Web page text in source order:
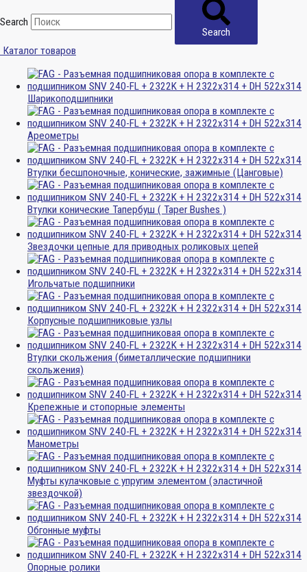
Search
Search
Каталог товаров
Шарикоподшипники
Ареометры
Втулки бесшпоночные, конические, зажимные (Цанговые)
Втулки конические Тапербуш ( Taper Bushes )
Звездочки цепные для приводных роликовых цепей
Игольчатые подшипники
Корпусные подшипниковые узлы
Втулки скольжения (биметаллические подшипники
скольжения)
Крепежные и стопорные элементы
Манометры
Муфты кулачковые с упругим элементом (эластичной
звездочкой)
Обгонные муфты
Опорные ролики